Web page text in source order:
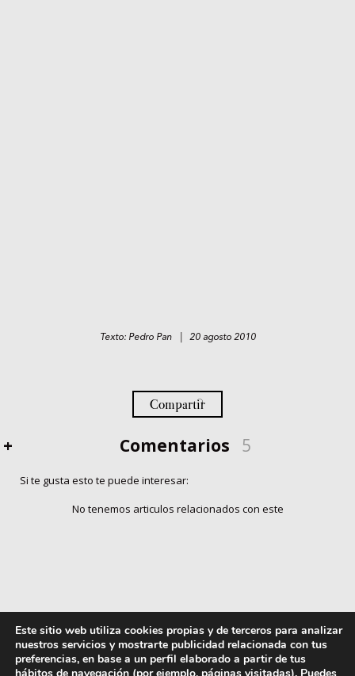
Texto: Pedro Pan | 20 agosto 2010
Compartir
+ Comentarios 5
Si te gusta esto te puede interesar:
No tenemos articulos relacionados con este
Este sitio web utiliza cookies propias y de terceros para analizar
nuestros servicios y mostrarte publicidad relacionada con tus
preferencias, en base a un perfil elaborado a partir de tus